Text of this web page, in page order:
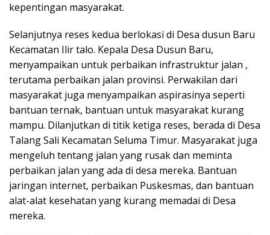
kepentingan masyarakat.
Selanjutnya reses kedua berlokasi di Desa dusun Baru
Kecamatan Ilir talo. Kepala Desa Dusun Baru,
menyampaikan untuk perbaikan infrastruktur jalan ,
terutama perbaikan jalan provinsi. Perwakilan dari
masyarakat juga menyampaikan aspirasinya seperti
bantuan ternak, bantuan untuk masyarakat kurang
mampu. Dilanjutkan di titik ketiga reses, berada di Desa
Talang Sali Kecamatan Seluma Timur. Masyarakat juga
mengeluh tentang jalan yang rusak dan meminta
perbaikan jalan yang ada di desa mereka. Bantuan
jaringan internet, perbaikan Puskesmas, dan bantuan
alat-alat kesehatan yang kurang memadai di Desa
mereka.